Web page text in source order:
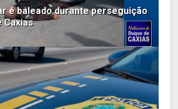
é baleado durante perseguição
Caxias